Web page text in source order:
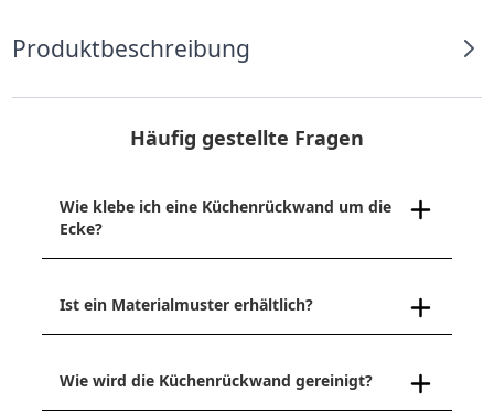
Produktbeschreibung
Häufig gestellte Fragen
Wie klebe ich eine Küchenrückwand um die
Ecke?
Ist ein Materialmuster erhältlich?
Wie wird die Küchenrückwand gereinigt?